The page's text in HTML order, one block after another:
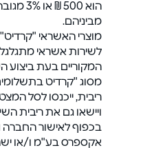
הוא 500
מביניהם.
מוצרי האשראי
לשירות אשראי מתגלגל,
המקוריים בעת
מסוג "קרדיט
ריבית, ייכנסו לסל
ויישאו גם את ריבית
בכפוף לאישור החברה
אקספרס בע"מ ו/או